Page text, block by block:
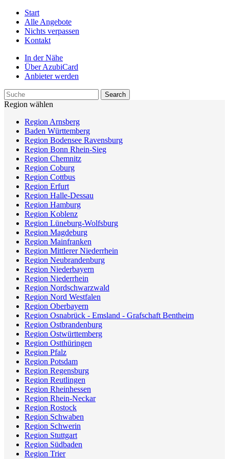
Start
Alle Angebote
Nichts verpassen
Kontakt
In der Nähe
Über AzubiCard
Anbieter werden
Region wählen
Region Arnsberg
Baden Württemberg
Region Bodensee Ravensburg
Region Bonn Rhein-Sieg
Region Chemnitz
Region Coburg
Region Cottbus
Region Erfurt
Region Halle-Dessau
Region Hamburg
Region Koblenz
Region Lüneburg-Wolfsburg
Region Magdeburg
Region Mainfranken
Region Mittlerer Niederrhein
Region Neubrandenburg
Region Niederbayern
Region Niederrhein
Region Nordschwarzwald
Region Nord Westfalen
Region Oberbayern
Region Osnabrück - Emsland - Grafschaft Bentheim
Region Ostbrandenburg
Region Ostwürttemberg
Region Ostthüringen
Region Pfalz
Region Potsdam
Region Regensburg
Region Reutlingen
Region Rheinhessen
Region Rhein-Neckar
Region Rostock
Region Schwaben
Region Schwerin
Region Stuttgart
Region Südbaden
Region Trier